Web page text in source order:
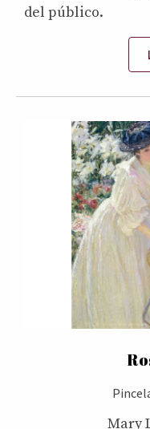
del público.
Mary